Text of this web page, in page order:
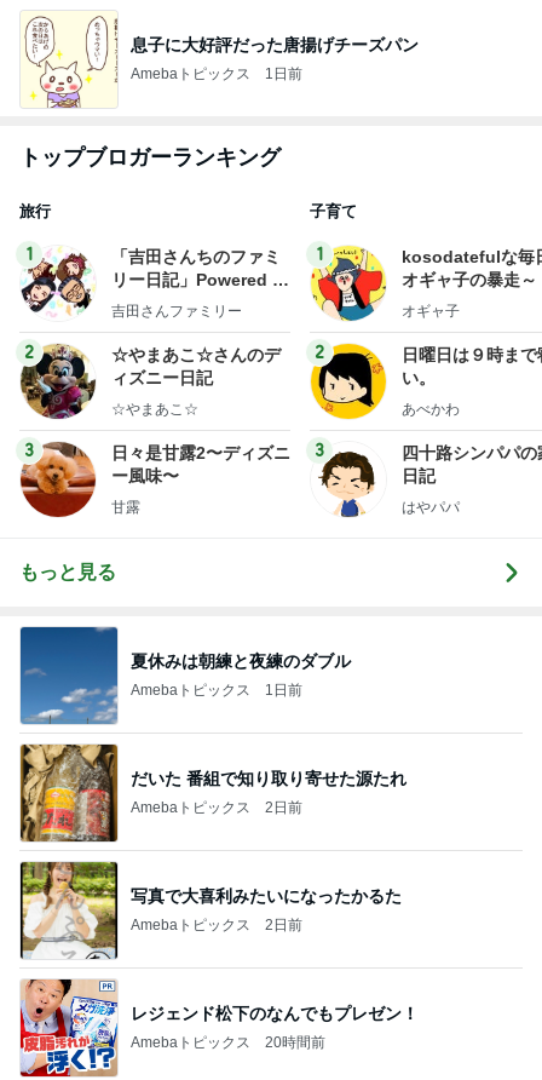
息子に大好評だった唐揚げチーズパン
Amebaトピックス 1日前
トップブロガーランキング
旅行
1
「吉田さんちのファミ
リー日記」Powered b
y Ameba 吉田さんファ
ログ
吉田さんファミリー
2
☆やまあこ☆さんのデ
ィズニー日記
☆やまあこ☆
3
日々是甘露2〜ディズニ
ー風味〜
甘露
子育て
1
kosodatefulな毎
オギャ子の暴走～
オギャ子
2
日曜日は９時まで
い。
あべかわ
3
四十路シンパパの
日記
はやパパ
もっと見る
夏休みは朝練と夜練のダブル
Amebaトピックス 1日前
だいた 番組で知り取り寄せた源たれ
Amebaトピックス 2日前
写真で大喜利みたいになったかるた
Amebaトピックス 2日前
レジェンド松下のなんでもプレゼン！
Amebaトピックス 20時間前